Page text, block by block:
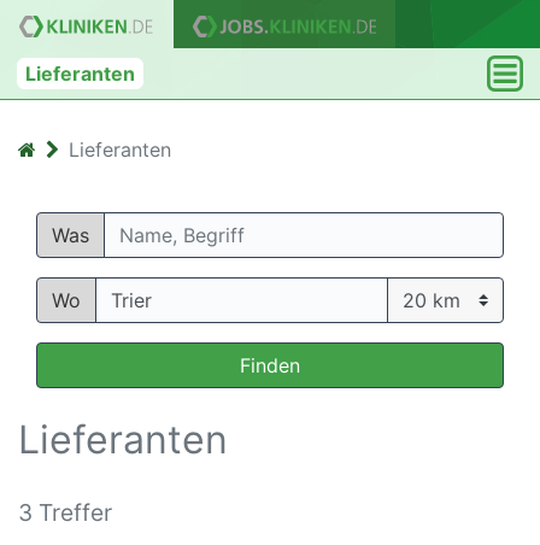
Lieferanten
Lieferanten
Was
Wo
Finden
Lieferanten
3 Treffer